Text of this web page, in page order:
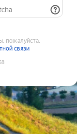
пожалуйста,
связи